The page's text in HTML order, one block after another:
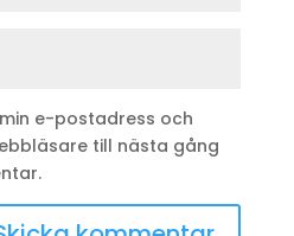
e-postadress och
till nästa gång